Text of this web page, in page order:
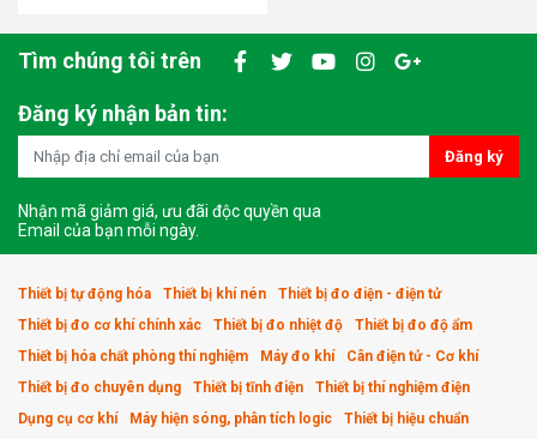
Tìm chúng tôi trên
Đăng ký nhận bản tin:
Đăng ký
Nhận mã giảm giá, ưu đãi độc quyền qua
Email của bạn mỗi ngày.
Thiết bị tự động hóa Thiết bị khí nén
Thiết bị đo điện - điện tử
Thiết bị đo cơ khí chính xác
Thiết bị đo nhiệt độ
Thiết bị đo độ ẩm
Thiết bị hóa chất phòng thí nghiệm
Máy đo khí
Cân điện tử - Cơ khí
Thiết bị đo chuyên dụng
Thiết bị tĩnh điện
Thiết bị thí nghiệm điện
Dụng cụ cơ khí
Máy hiện sóng, phân tích logic
Thiết bị hiệu chuẩn